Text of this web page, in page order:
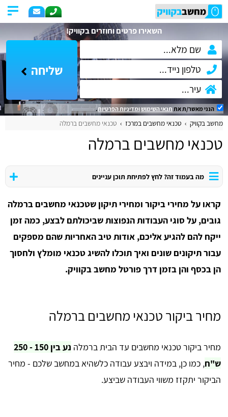
השאירו פרטים וחוזרים בקוויק!
שליחה
הנני מאשר/ת את תנאי השימושומדיניות הפרטיות.
מחשב בקוויק טכנאי מחשבים במרכז טכנאי מחשבים ברמלה
טכנאי מחשבים ברמלה
מה בעמוד זה? לחץ לפתיחת תוכן עניינים
קראו על מחירי ביקור ומחירי תיקון שטכנאי מחשבים ברמלה
גובים, על סוגי העבודות הנפוצות שביכולתם לבצע, כמה זמן
ייקח להם להגיע אליכם, אודות טיב האחריות שהם מספקים
עבור תיקונים שונים ואיך תוכלו להשיג טכנאי מומלץ ולחסוך
הן בכסף והן בזמן דרך פורטל מחשב בקוויק.
מחיר ביקור טכנאי מחשבים ברמלה
מחיר ביקור טכנאי מחשבים עד הבית ברמלה
נע בין 150 - 250
ש"ח, כמו כן, במידה ויבצע עבודה כלשהיא במחשב שלכם - מחיר
הביקור יתקזז משווי העבודה שביצע.